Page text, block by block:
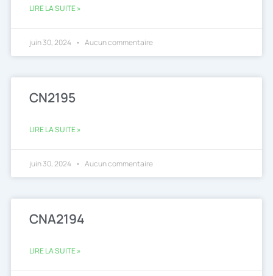
LIRE LA SUITE »
juin 30, 2024 Aucun commentaire
CN2195
LIRE LA SUITE »
juin 30, 2024 Aucun commentaire
CNA2194
LIRE LA SUITE »